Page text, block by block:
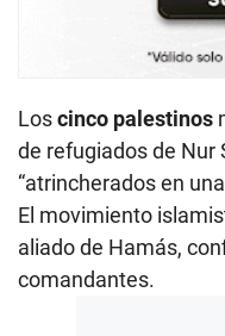
Loscinco palestinos
de refugiados de Nur
“atrincherados en
El movimiento
aliado de Hamás,
comandantes.